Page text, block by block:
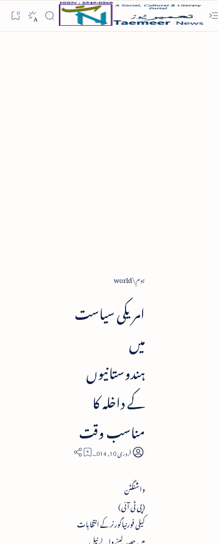
ہوم world
امریکی سیاست
میں
ہندوستانیوں
کے داخلہ کا
مناسب وقت
2
واشنگٹن
(پی ٹی آئی)
کیلی فورنیاگورنرکے انتخابات
میں حصہ لینے والے نیل